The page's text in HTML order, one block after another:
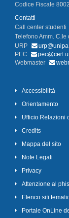
Codice Fiscale
Contatti
Call center studenti
Telefono Amm. C.le
URP
PEC
Webmaster
Accessibilità
Orientamento
Ufficio Relazioni
Credits
Mappa del sito
Note Legali
Privacy
Attenzione al
Elenco siti
Portale OnLine